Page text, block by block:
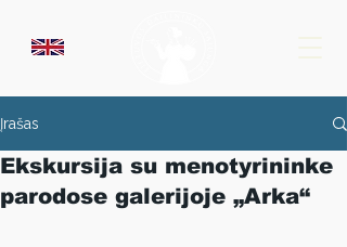
Įrašas
Ekskursija su menotyrininke
parodose galerijoje „Arka“